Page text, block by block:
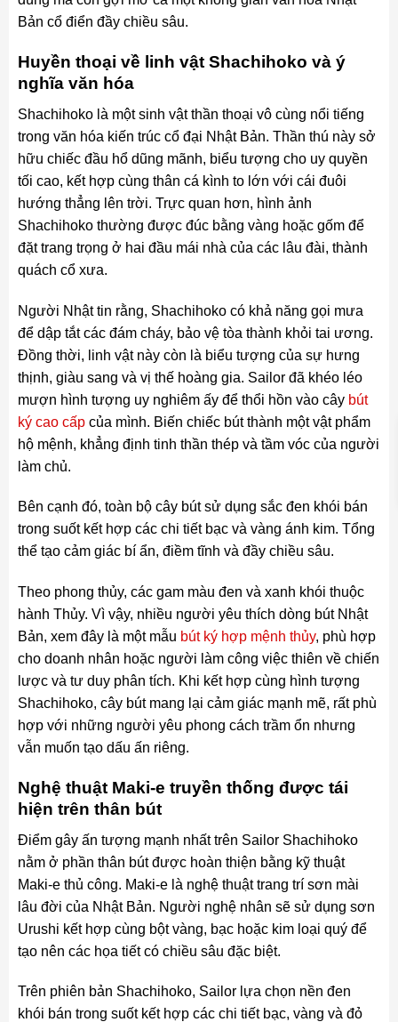
Bản cổ điển đầy chiều sâu.
Huyền thoại về linh vật Shachihoko và ý
nghĩa văn hóa
Shachihoko là một sinh vật thần thoại vô cùng nổi tiếng
trong văn hóa kiến trúc cổ đại Nhật Bản. Thần thú này sở
hữu chiếc đầu hổ dũng mãnh, biểu tượng cho uy quyền
tối cao, kết hợp cùng thân cá kình to lớn với cái đuôi
hướng thẳng lên trời. Trực quan hơn, hình ảnh
Shachihoko thường được đúc bằng vàng hoặc gốm để
đặt trang trọng ở hai đầu mái nhà của các lâu đài, thành
quách cổ xưa.
Người Nhật tin rằng, Shachihoko có khả năng gọi mưa
để dập tắt các đám cháy, bảo vệ tòa thành khỏi tai ương.
Đồng thời, linh vật này còn là biểu tượng của sự hưng
thịnh, giàu sang và vị thế hoàng gia. Sailor đã khéo léo
mượn hình tượng uy nghiêm ấy để thổi hồn vào cây bút
ký cao cấpcủa mình. Biến chiếc bút thành một vật phẩm
hộ mệnh, khẳng định tinh thần thép và tầm vóc của người
làm chủ.
Bên cạnh đó, toàn bộ cây bút sử dụng sắc đen khói bán
trong suốt kết hợp các chi tiết bạc và vàng ánh kim. Tổng
thể tạo cảm giác bí ẩn, điềm tĩnh và đầy chiều sâu.
Theo phong thủy, các gam màu đen và xanh khói thuộc
hành Thủy. Vì vậy, nhiều người yêu thích dòng bút Nhật
Bản, xem đây là một mẫu bút ký hợp mệnh thủy, phù hợp
cho doanh nhân hoặc người làm công việc thiên về chiến
lược và tư duy phân tích. Khi kết hợp cùng hình tượng
Shachihoko, cây bút mang lại cảm giác mạnh mẽ, rất phù
hợp với những người yêu phong cách trầm ổn nhưng
vẫn muốn tạo dấu ấn riêng.
Nghệ thuật Maki-e truyền thống được tái
hiện trên thân bút
Điểm gây ấn tượng mạnh nhất trên Sailor Shachihoko
nằm ở phần thân bút được hoàn thiện bằng kỹ thuật
Maki-e thủ công. Maki-e là nghệ thuật trang trí sơn mài
lâu đời của Nhật Bản. Người nghệ nhân sẽ sử dụng sơn
Urushi kết hợp cùng bột vàng, bạc hoặc kim loại quý để
tạo nên các họa tiết có chiều sâu đặc biệt.
Trên phiên bản Shachihoko, Sailor lựa chọn nền đen
khói bán trong suốt kết hợp các chi tiết bạc, vàng và đỏ